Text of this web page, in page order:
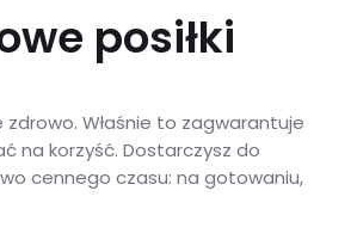
posiłki
Właśnie to zagwarantuje
na korzyść. Dostarczysz do
cennego czasu: na gotowaniu,